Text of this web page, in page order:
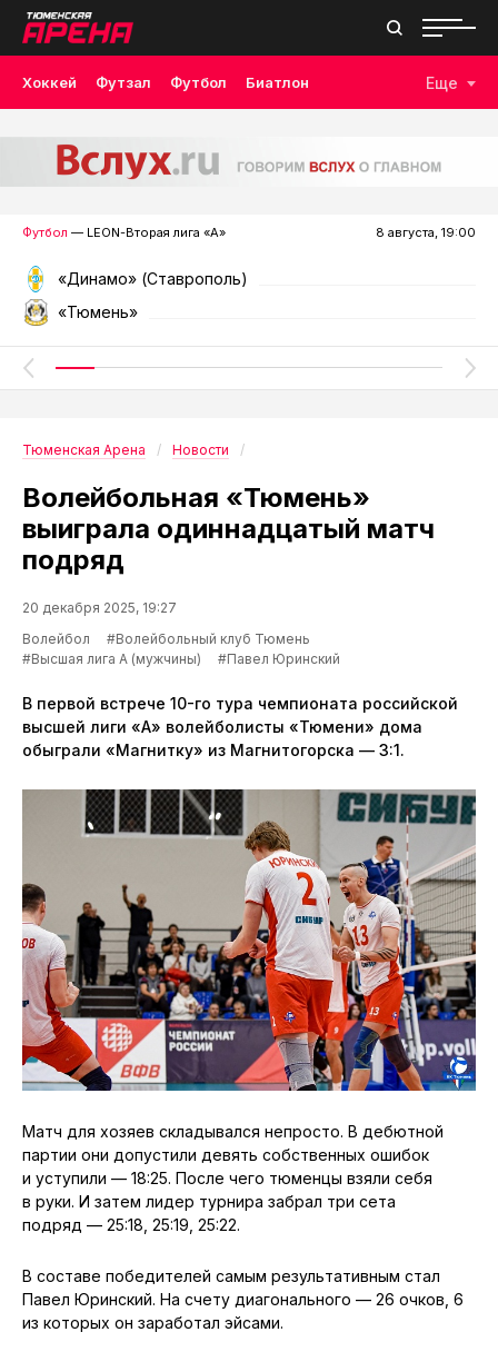
Хоккей Футзал Футбол Биатлон Еще
Футбол — LEON-Вторая лига «А» 8 августа, 19:00
«Динамо» (Ставрополь)
«Тюмень»
Тюменская Арена Новости
Волейбольная «Тюмень»
выиграла одиннадцатый матч
подряд
20 декабря 2025, 19:27
Волейбол
#Волейбольный клуб Тюмень
#Высшая лига А (мужчины)
#Павел Юринский
В первой встрече 10-го тура чемпионата российской
высшей лиги «А» волейболисты «Тюмени» дома
обыграли «Магнитку» из Магнитогорска — 3:1.
Матч для хозяев складывался непросто. В дебютной
партии они допустили девять собственных ошибок
и уступили — 18:25. После чего тюменцы взяли себя
в руки. И затем лидер турнира забрал три сета
подряд — 25:18, 25:19, 25:22.
В составе победителей самым результативным стал
Павел Юринский. На счету диагонального — 26 очков, 6
из которых он заработал эйсами.